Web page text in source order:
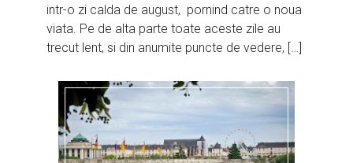
intr-o zi calda de august, pornind catre o noua
viata. Pe de alta parte toate aceste zile au
trecut lent, si din anumite puncte de vedere, […]